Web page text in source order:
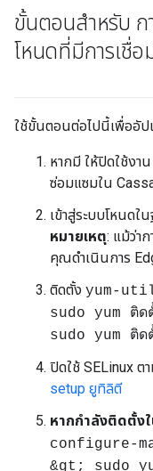
ขั้นตอนสำหรับ ก
โหนดที่มีการเชื่
ใช้ขั้นตอนต่อไปนี้เพื่ออัป
หากมี ให้ปิดใช้งา
ซ่อมแซมใน
เข้าสู่ระบบโหนดใ
หมายเหตุ: แม้ว่า
คุณดำเนินการ
ติดตั้ง yum-
sudo yum ติ
sudo yum
ปิดใช้ SELinux ต
setup ยูทิลิตี
หากกำลังติดตั้งใ
configure-
&gt; sudo